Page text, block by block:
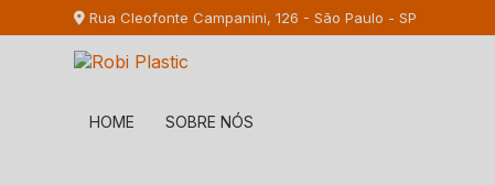
Rua Cleofonte Campanini, 126 - São Paulo - SP
HOME SOBRE NÓS